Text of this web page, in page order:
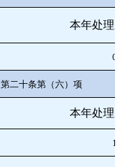
本年处理决
0
第二十条第（六）项
本年处理决
1